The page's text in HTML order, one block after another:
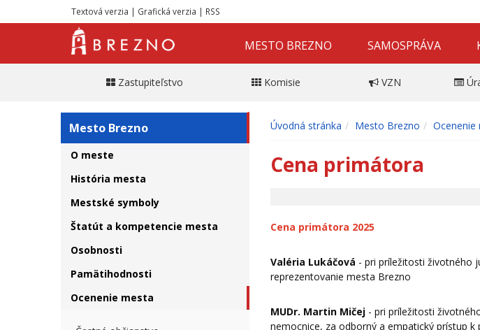
Textová verzia | Grafická verzia | RSS
MESTO BREZNO SAMOSPRÁVA
Zastupiteľstvo Komisie VZN
Mesto Brezno
O meste
História mesta
Mestské symboly
Štatút a kompetencie mesta
Osobnosti
Pamätihodnosti
Ocenenie mesta
Úvodná stránka Mesto Brezno Ocenenie
Cena primátora
Cena primátora 2025
Valéria Lukáčová - pri príležitosti životného
reprezentovanie mesta Brezno
MUDr. Martin Mičej - pri príležitosti
nemocnice, za odborný a empatický prístup k